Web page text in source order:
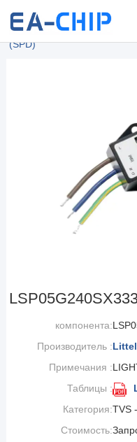
Домой.>Продукты>
(SPD)
компонента:
Производитель :
Примечания :
Таблицы :
Категория:TVS
Стоимость: